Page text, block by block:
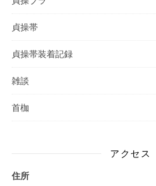
貞操帯
貞操帯装着記録
雑談
首枷
アクセス
住所